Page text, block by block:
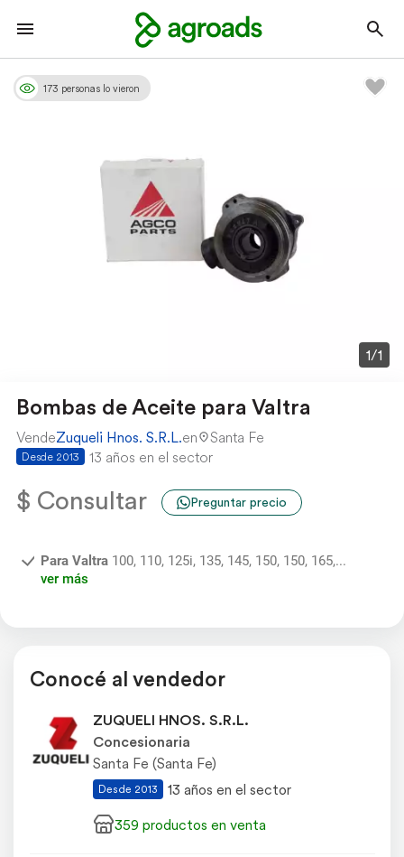
1/1
173 personas lo vieron
Bombas de Aceite para Valtra
VendeZuqueli Hnos. S.R.L.en Santa Fe
Desde 2013 13 años en el sector
$ Consultar Preguntar precio
Para Valtra100, 110, 125i, 135, 145, 150, 150, 165,...
ver más
Conocé al vendedor
ZUQUELI HNOS. S.R.L.
Concesionaria
Santa Fe (Santa Fe)
Desde 2013
13 años en el sector
359 productos en venta